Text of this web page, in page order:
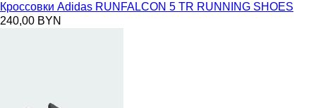
Кроссовки Adidas RUNFALCON 5 TR RUNNING SHOES
240,00 BYN